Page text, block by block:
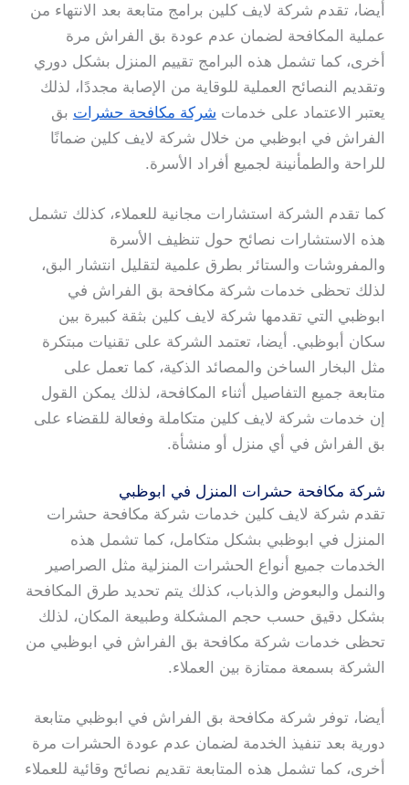
أيضا، تقدم شركة لايف كلين برامج متابعة بعد الانتهاء من
عملية المكافحة لضمان عدم عودة بق الفراش مرة
أخرى، كما تشمل هذه البرامج تقييم المنزل بشكل دوري
وتقديم النصائح العملية للوقاية من الإصابة مجددًا، لذلك
يعتبر الاعتماد على خدمات شركة مكافحة حشرات بق
الفراش في ابوظبي من خلال شركة لايف كلين ضمانًا
للراحة والطمأنينة لجميع أفراد الأسرة.
كما تقدم الشركة استشارات مجانية للعملاء، كذلك تشمل
هذه الاستشارات نصائح حول تنظيف الأسرة
والمفروشات والستائر بطرق علمية لتقليل انتشار البق،
لذلك تحظى خدمات شركة مكافحة بق الفراش في
ابوظبي التي تقدمها شركة لايف كلين بثقة كبيرة بين
سكان أبوظبي. أيضا، تعتمد الشركة على تقنيات مبتكرة
مثل البخار الساخن والمصائد الذكية، كما تعمل على
متابعة جميع التفاصيل أثناء المكافحة، لذلك يمكن القول
إن خدمات شركة لايف كلين متكاملة وفعالة للقضاء على
بق الفراش في أي منزل أو منشأة.
شركة مكافحة حشرات المنزل في ابوظبي
تقدم شركة لايف كلين خدمات شركة مكافحة حشرات
المنزل في ابوظبي بشكل متكامل، كما تشمل هذه
الخدمات جميع أنواع الحشرات المنزلية مثل الصراصير
والنمل والبعوض والذباب، كذلك يتم تحديد طرق المكافحة
بشكل دقيق حسب حجم المشكلة وطبيعة المكان، لذلك
تحظى خدمات شركة مكافحة بق الفراش في ابوظبي من
الشركة بسمعة ممتازة بين العملاء.
أيضا، توفر شركة مكافحة بق الفراش في ابوظبي متابعة
دورية بعد تنفيذ الخدمة لضمان عدم عودة الحشرات مرة
أخرى، كما تشمل هذه المتابعة تقديم نصائح وقائية للعملاء